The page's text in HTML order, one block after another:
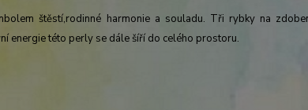
štěstí,rodinné harmonie a souladu. Tři rybky na
energie této perly se dále šíří do celého prostoru.